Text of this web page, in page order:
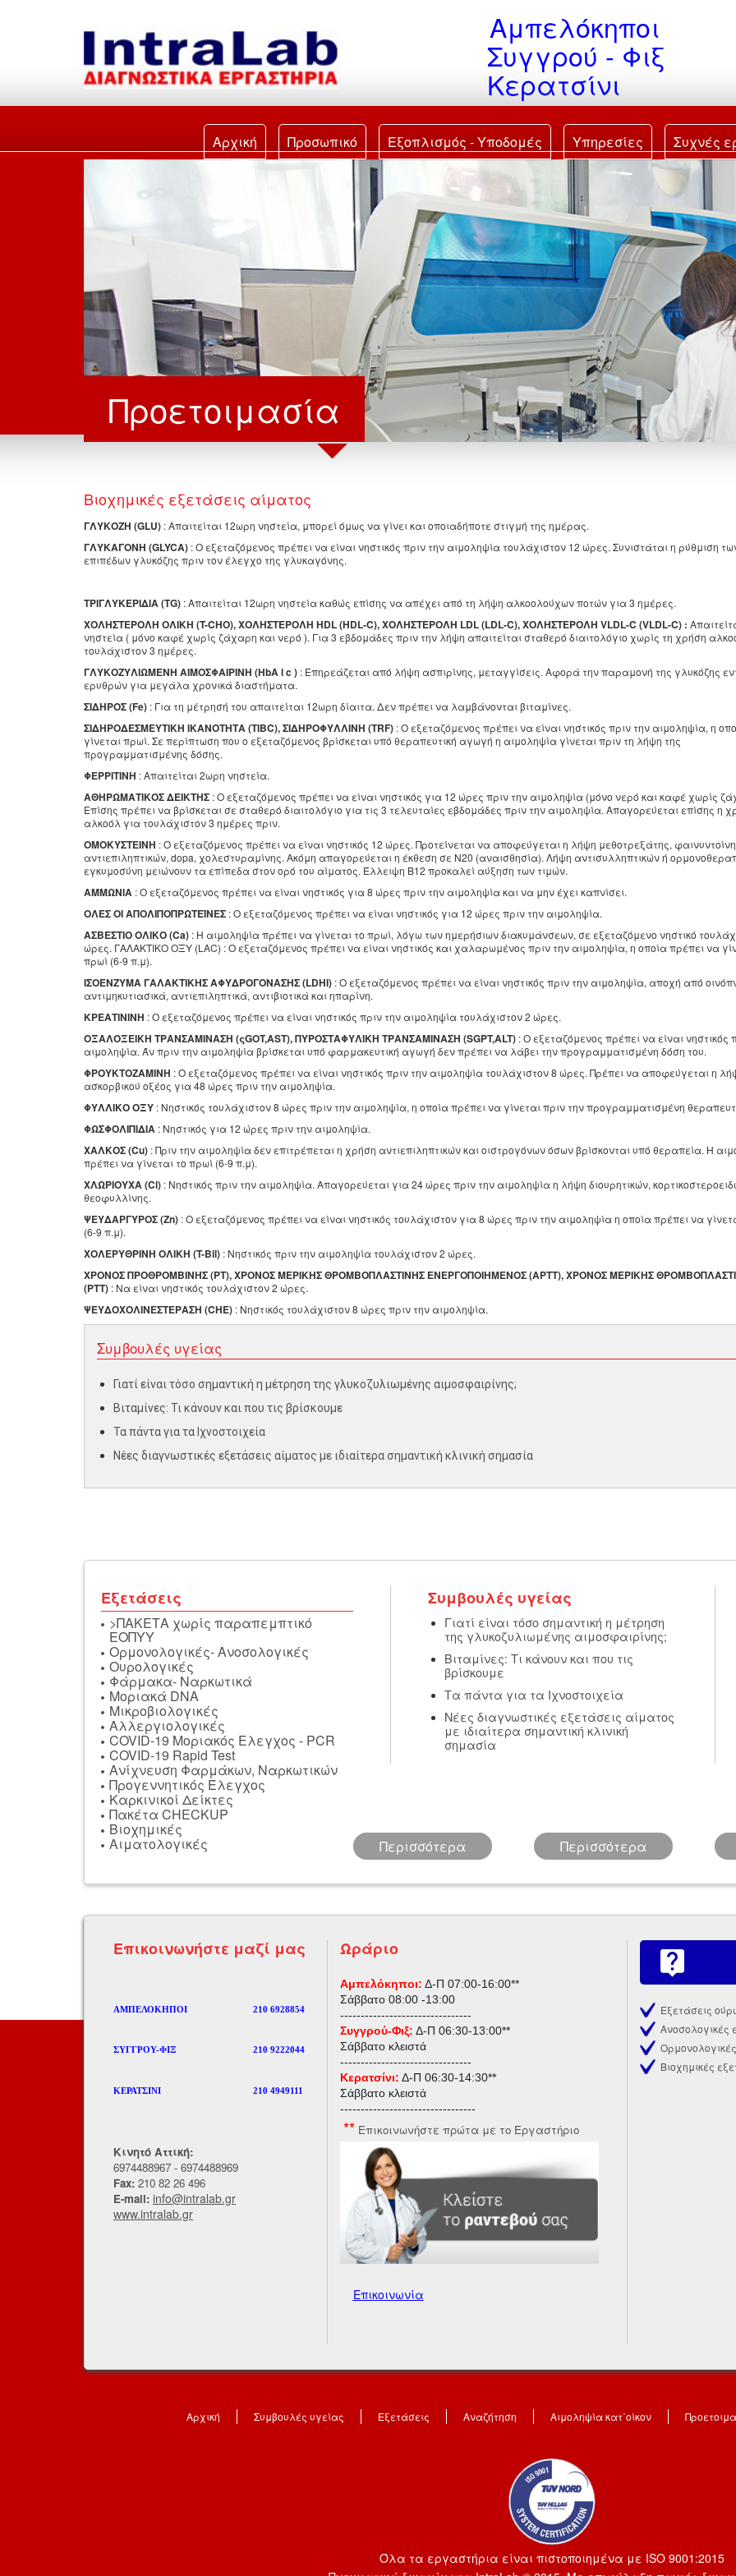
Αμπελόκηποι
Συγγρού - Φιξ
Κερατσίνι
Αρχική Προσωπικό Εξοπλισμός - Υποδομές Υπηρεσίες Συχνές
Προετοιμασία
Βιοχημικές εξετάσεις αίματος
ΓΛΥΚΟΖΗ (GLU) : Aπαιτείται 12ωρη νηστεία, μπορεί όμως να γίνει και οποιαδήποτε στιγμή της ημέρας.
ΓΛΥΚΑΓΟΝΗ (GLYCA) : Ο εξεταζόμενος πρέπει να είναι νηστικός πριν την αιμοληψία τουλάχιστον 12 ώρες. Συνιστάται η ρύθμιση
επιπέδων γλυκόζης πριν τον έλεγχο της γλυκαγόνης.
ΤΡΙΓΛΥΚΕΡΙΔΙΑ (TG) : Απαιτείται 12ωρη νηστεία καθώς επίσης να απέχει από τη λήψη αλκοολούχων ποτών για 3 ημέρες.
ΧΟΛΗΣΤΕΡΟΛΗ ΟΛΙΚΗ (T-CHO), XOΛΗΣΤΕΡΟΛΗ HDL (HDL-C), ΧΟΛΗΣΤΕΡΟΛΗ LDL (LDL-C), ΧΟΛΗΣΤΕΡΟΛΗ VLDL-C (VLDL-C) :
νηστεία ( μόνο καφέ χωρίς ζάχαρη και νερό ). Για 3 εβδομάδες πριν την λήψη απαιτείται σταθερό διαιτολόγιο χωρίς τη χρήση
τουλάχιστον 3 ημέρες.
ΓΛΥΚΟΖΥΛΙΩΜΕΝΗ ΑΙΜΟΣΦΑΙΡΙΝΗ (ΗbA l c ) : Επηρεάζεται από λήψη ασπιρίνης, μεταγγίσεις. Αφορά την παραμονή της γλυκόζης
ερυθρών για μεγάλα χρονικά διαστήματα.
ΣΙΔΗΡΟΣ (Fe) : Για τη μέτρησή του απαιτείται 12ωρη δίαιτα. Δεν πρέπει να λαμβάνονται βιταμίνες.
ΣΙΔΗΡΟΔΕΣΜΕΥΤΙΚΗ ΙΚΑΝΟΤΗΤΑ (TIBC), ΣΙΔΗΡΟΦΥΛΛΙΝΗ (TRF) : Ο εξεταζόμενος πρέπει να είναι νηστικός πριν την αιμοληψία, η
γίνεται πρωί. Σε περίπτωση που ο εξεταζόμενος βρίσκεται υπό θεραπευτική αγωγή η αιμοληψία γίνεται πριν τη λήψη της
προγραμματισμένης δόσης.
ΦΕΡΡΙΤΙΝΗ : Απαιτείται 2ωρη νηστεία.
ΑΘΗΡΩΜΑΤΙΚΟΣ ΔΕΙΚΤΗΣ : O εξεταζόμενος πρέπει να είναι νηστικός για 12 ώρες πριν την αιμοληψία (μόνο νερό και καφέ χωρίς
Επίσης πρέπει να βρίσκεται σε σταθερό διαιτολόγιο για τις 3 τελευταίες εβδομάδες πριν την αιμοληψία. Απαγορεύεται επίσης η
αλκοόλ για τουλάχιστον 3 ημέρες πριν.
ΟΜΟΚΥΣΤΕΙΝΗ : Ο εξεταζόμενος πρέπει να είναι νηστικός 12 ώρες. Προτείνεται να αποφεύγεται η λήψη μεθοτρεξάτης,
αντιεπιληπτικών, dopa, χολεστυραμίνης. Ακόμη απαγορεύεται η έκθεση σε Ν20 (αναισθησία). Λήψη αντισυλληπτικών ή
εγκυμοσύνη μειώνουν τα επίπεδα στον ορό του αίματος. Έλλειψη Β12 προκαλεί αύξηση των τιμών.
ΑΜΜΩΝΙΑ : O εξεταζόμενος πρέπει να είναι νηστικός για 8 ώρες πριν την αιμοληψία και να μην έχει καπνίσει.
ΟΛΕΣ ΟΙ ΑΠΟΛΙΠΟΠΡΩΤΕΪΝΕΣ : Ο εξεταζόμενος πρέπει να είναι νηστικός για 12 ώρες πριν την αιμοληψία.
ΑΣΒΕΣΤΙΟ ΟΛΙΚΟ (Ca) : Η αιμοληψία πρέπει να γίνεται το πρωί, λόγω των ημερήσιων διακυμάνσεων, σε εξεταζόμενο νηστικό
ώρες. ΓΑΛΑΚΤΙΚΟ ΟΞΥ (LAC) : Ο εξεταζόμενος πρέπει να είναι νηστικός και χαλαρωμένος πριν την αιμοληψία, η οποία πρέπει να
πρωί (6-9 π.μ).
ΙΣΟΕΝΖΥΜΑ ΓΑΛΑΚΤΙΚΗΣ ΑΦΥΔΡΟΓΟΝΑΣΗΣ (LDHI) : Ο εξεταζόμενος πρέπει να είναι νηστικός πριν την αιμοληψία, αποχή από
αντιμηκυτιασικά, αντιεπιληπτικά, αντιβιοτικά και ηπαρίνη.
ΚΡΕΑΤΙΝΙΝΗ : Ο εξεταζόμενος πρέπει να είναι νηστικός πριν την αιμοληψία τουλάχιστον 2 ώρες.
ΟΞΑΛΟΞΕΙΚΗ ΤΡΑΝΣΑΜΙΝΑΣΗ (ςGOT,AST), ΠΥΡΟΣΤΑΦΥΛΙΚΗ ΤΡΑΝΣΑΜΙΝΑΣΗ (SGPT,ALT) : Ο εξεταζόμενος πρέπει να είναι νηστικός
αιμοληψία. Άν πριν την αιμοληψία βρίσκεται υπό φαρμακευτική αγωγή δεν πρέπει να λάβει την προγραμματισμένη δόση του.
ΦΡΟΥΚΤΟΖΑΜΙΝΗ : Ο εξεταζόμενος πρέπει να είναι νηστικός πριν την αιμοληψία τουλάχιστον 8 ώρες. Πρέπει να αποφεύγεται η
ασκορβικού οξέος για 48 ώρες πριν την αιμοληψία.
ΦΥΛΛΙΚΟ ΟΞΥ : Νηστικός τουλάχιστον 8 ώρες πριν την αιμοληψία, η οποία πρέπει να γίνεται πριν την προγραμματισμένη
ΦΩΣΦΟΛΙΠΙΔΙΑ : Νηστικός για 12 ώρες πριν την αιμοληψία.
ΧΑΛΚΟΣ (Cu) : Πριν την αιμοληψία δεν επιτρέπεται η χρήση αντιεπιληπτικών και οιστρογόνων όσων βρίσκονται υπό θεραπεία. Η
πρέπει να γίνεται το πρωί (6-9 π.μ).
ΧΛΩΡΙΟΥΧΑ (Cl) : Νηστικός πριν την αιμοληψία. Απαγορεύεται για 24 ώρες πριν την αιμοληψία η λήψη διουρητικών,
θεοφυλλίνης.
ΨΕΥΔΑΡΓΥΡΟΣ (Zn) : Ο εξεταζόμενος πρέπει να είναι νηστικός τουλάχιστον για 8 ώρες πριν την αιμοληψία η οποία πρέπει να
(6-9 π.μ).
ΧΟΛΕΡΥΘΡΙΝΗ ΟΛΙΚΗ (T-Bil) : Νηστικός πριν την αιμοληψία τουλάχιστον 2 ώρες.
ΧΡΟΝΟΣ ΠΡΟΘΡΟΜΒΙΝΗΣ (ΡΤ), ΧΡΟΝΟΣ ΜΕΡΙΚΗΣ ΘΡΟΜΒΟΠΛΑΣΤΙΝΗΣ ΕΝΕΡΓΟΠΟΙΗΜΕΝΟΣ (ΑΡΤΤ), ΧΡΟΝΟΣ ΜΕΡΙΚΗΣ
(ΡΤΤ) : Να είναι νηστικός τουλάχιστον 2 ώρες.
ΨΕΥΔΟΧΟΛΙΝΕΣΤΕΡΑΣΗ (CHE) : Νηστικός τουλάχιστον 8 ώρες πριν την αιμοληψία.
Συμβουλές υγείας
Γιατί είναι τόσο σημαντική η μέτρηση της γλυκοζυλιωμένης αιμοσφαιρίνης;
Βιταμίνες: Τι κάνουν και που τις βρίσκουμε
Τα πάντα για τα Ιχνοστοιχεία
Νέες διαγνωστικές εξετάσεις αίματος με ιδιαίτερα σημαντική κλινική σημασία
Εξετάσεις
>ΠΑΚΕΤΑ χωρίς παραπεμπτικό
ΕΟΠΥΥ
Ορμονολογικές- Ανοσολογικές
Oυρολογικές
Φάρμακα- Ναρκωτικά
Μοριακά DNA
Μικροβιολογικές
Αλλεργιολογικές
COVID-19 Μοριακός Ελεγχος - PCR
COVID-19 Rapid Test
Ανίχνευση Φαρμάκων, Ναρκωτικών
Προγεννητικός Έλεγχος
Καρκινικοί Δείκτες
Πακέτα CHECKUP
Βιοχημικές
Αιματολογικές
Συμβουλές υγείας
Γιατί είναι τόσο σημαντική η μέτρηση
της γλυκοζυλιωμένης αιμοσφαιρίνης;
Βιταμίνες: Τι κάνουν και που τις
βρίσκουμε
Τα πάντα για τα Ιχνοστοιχεία
Νέες διαγνωστικές εξετάσεις αίματος
με ιδιαίτερα σημαντική κλινική
σημασία
Περισσότερα Περισσότερα
Eπικοινωνήστε μαζί μας
ΑΜΠΕΛΟΚΗΠΟΙ 210 6928854
ΣΥΓΓΡΟΥ-ΦΙΞ 210 9222044
ΚΕΡΑΤΣΙΝΙ 210 4949111
Κινητό Αττική:
6974488967 - 6974488969
Fax: 210 82 26 496
E-mail: info@intralab.gr
www.intralab.gr
Ωράριο
Αμπελόκηποι: Δ-Π 07:00-16:00**
Σάββατο 08:00 -13:00
--------------------------------
Συγγρού-Φιξ: Δ-Π 06:30-13:00**
Σάββατο κλειστά
--------------------------------
Κερατσίνι: Δ-Π 06:30-14:30**
Σάββατο κλειστά
---------------------------------
** Επικοινωνήστε πρώτα με το Εργαστήριο
Επικοινωνία
Εξετάσεις
Ανοσολογικές
Βιοχημικές
Αρχική Συμβουλές υγείας Εξετάσεις Αναζήτηση Αιμοληψία κατ΄οίκον
Όλα τα εργαστήρια είναι πιστοποιημένα με ISO 9001:2015